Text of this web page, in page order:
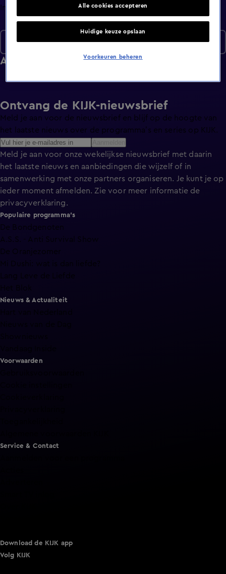
Info
Afleveringen
Seizoen 2026
Ontvang de KIJK-nieuwsbrief
Meld je aan voor de nieuwsbrief en blijf op de hoogte van
het laatste nieuws over de programma’s en series op KIJK.
Meld je aan voor onze wekelijkse nieuwsbrief met daarin
het laatste nieuws en aanbiedingen die wijzelf of in
samenwerking met onze partners organiseren. Je kunt je op
ieder moment afmelden. Zie voor meer informatie de
privacyverklaring.
Populaire programma's
De Bondgenoten
A.S.S. - Anti Survival Show
De Oranjezomer
Mi Dushi: wat is dan liefde?
Lang Leve de Liefde
Nieuws & Actualiteit
Voorwaarden
Service & Contact
Download de KIJK app
Volg KIJK
Alle cookies accepteren
Huidige keuze opslaan
Voorkeuren beheren